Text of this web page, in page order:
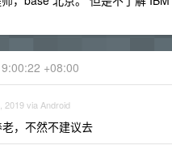
+08:00
2019 via Android
，不然不建议去